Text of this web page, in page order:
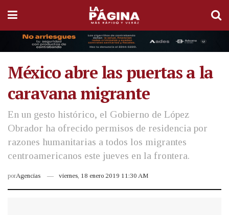
México abre las puertas a la
caravana migrante
En un gesto histórico, el Gobierno de López
Obrador ha ofrecido permisos de residencia por
razones humanitarias a todos los migrantes
centroamericanos este jueves en la frontera.
porAgencias viernes, 18 enero 2019 11:30 AM